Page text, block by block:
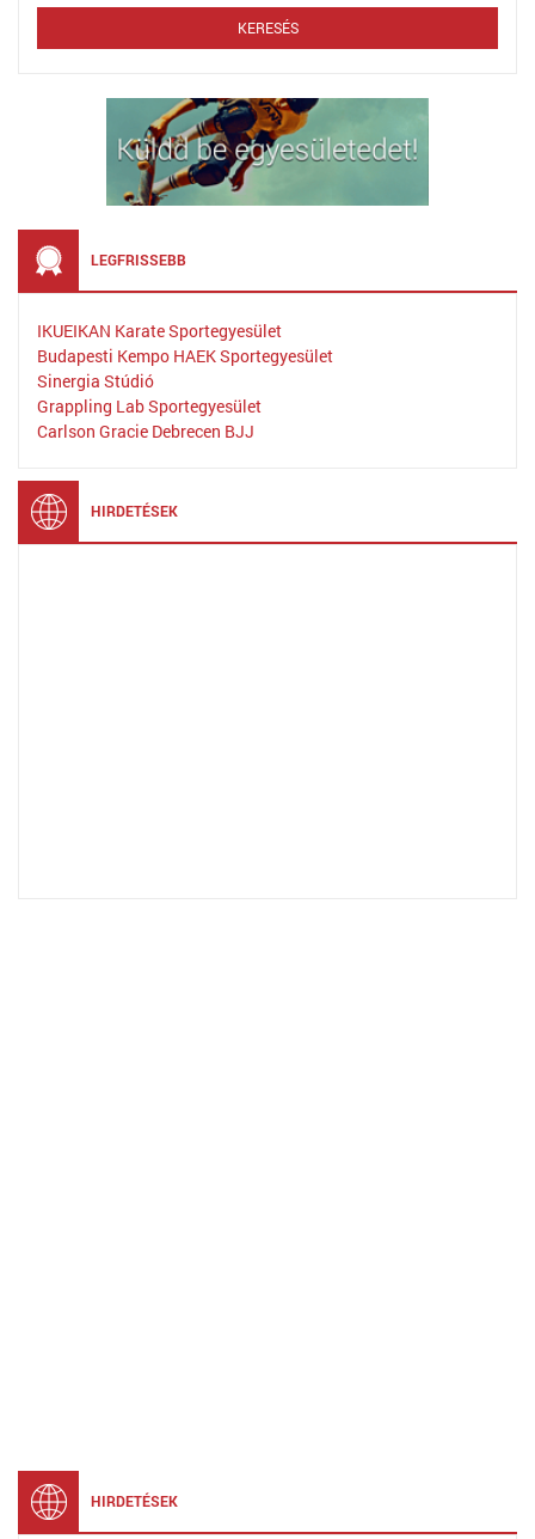
LEGFRISSEBB
IKUEIKAN Karate Sportegyesület
Budapesti Kempo HAEK Sportegyesület
Sinergia Stúdió
Grappling Lab Sportegyesület
Carlson Gracie Debrecen BJJ
HIRDETÉSEK
HIRDETÉSEK